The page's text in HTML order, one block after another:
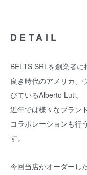
DETAIL
BELTS SRLを創業者
良き時代のアメリカ、
びているAlberto Luti。
近年では様々なブラン
コラボレーションも行
す。
今回当店がオーダーし